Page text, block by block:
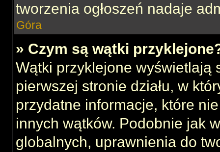
tworzenia ogłoszeń nadaje
Góra
» Czym są wątki
Wątki przyklejone wyświetlają
pierwszej stronie działu, w
przydatne informacje, które
innych wątków. Podobnie jak
globalnych, uprawnienia do